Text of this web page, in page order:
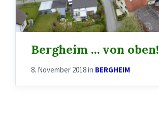
Bergheim … von oben!
8. November 2018in BERGHEIM